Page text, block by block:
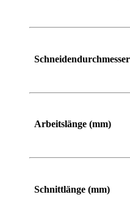
Arbeitslänge (mm)
Schnittlänge (mm)